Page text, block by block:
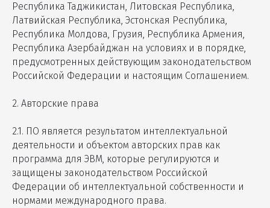
Республика Таджикистан, Литовская Республика,
Латвийская Республика, Эстонская Республика,
Республика Молдова, Грузия, Республика Армения,
Республика Азербайджан на условиях и в порядке,
предусмотренных действующим законодательством
Российской Федерации и настоящим Соглашением.
2. Авторские права
2.1. ПО является результатом интеллектуальной
деятельности и объектом авторских прав как
программа для ЭВМ, которые регулируются и
защищены законодательством Российской
Федерации об интеллектуальной собственности и
нормами международного права.